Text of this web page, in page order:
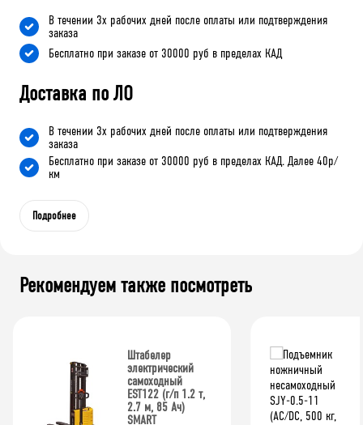
В течении 3х рабочих дней после оплаты или подтверждения
заказа
Бесплатно при заказе от 30000 руб в пределах КАД
Доставка по ЛО
В течении 3х рабочих дней после оплаты или подтверждения
заказа
Бесплатно при заказе от 30000 руб в пределах КАД. Далее 40р/
км
Подробнее
Рекомендуем также посмотреть
Штабелер
электрический
самоходный
EST122 (г/п 1.2 т,
2.7 м, 85 Ач)
SMART